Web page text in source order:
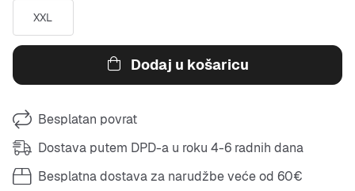
XXL
Dodaj u košaricu
Besplatan povrat
Dostava putem DPD-a u roku 4-6 radnih dana
Besplatna dostava za narudžbe veće od 60€